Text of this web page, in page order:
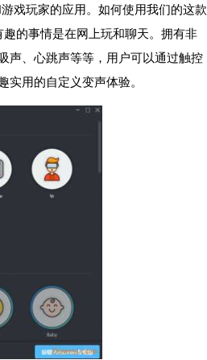
戏玩家的应用。如何使用我们的这款
的事情是在网上玩和聊天。拥有非
声、心跳声等等，用户可以通过触控
用的自定义变声体验。